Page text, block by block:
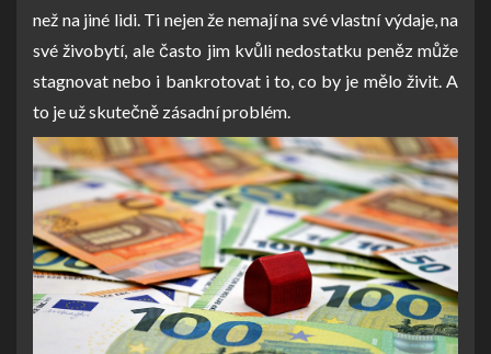
než na jiné lidi. Ti nejen že nemají na své vlastní výdaje, na
své živobytí, ale často jim kvůli nedostatku peněz může
stagnovat nebo i bankrotovat i to, co by je mělo živit. A
to je už skutečně zásadní problém.